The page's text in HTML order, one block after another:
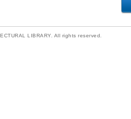
LIBRARY. All rights reserved.